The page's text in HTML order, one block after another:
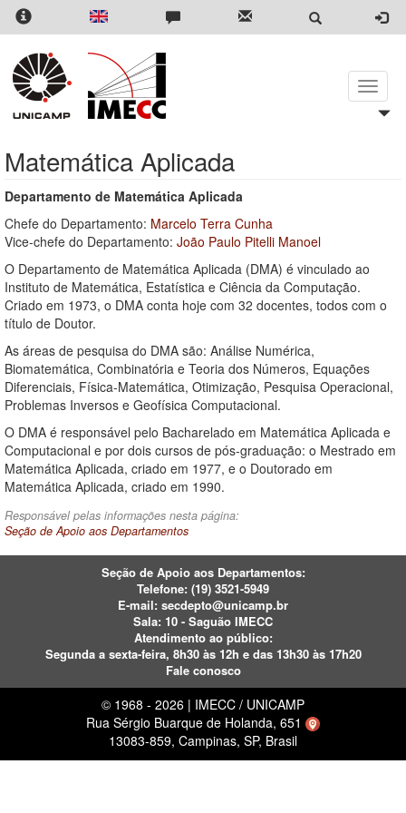
Pular
para
conteúdo
principal
Toggle
Matemática Aplicada
Departamento de Matemática Aplicada
Chefe do Departamento: Marcelo Terra Cunha
Vice-chefe do Departamento: João Paulo Pitelli Manoel
O Departamento de Matemática Aplicada (DMA) é vinculado ao
Instituto de Matemática, Estatística e Ciência da Computação.
Criado em 1973, o DMA conta hoje com 32 docentes, todos com o
título de Doutor.
As áreas de pesquisa do DMA são: Análise Numérica,
Biomatemática, Combinatória e Teoria dos Números, Equações
Diferenciais, Física-Matemática, Otimização, Pesquisa Operacional,
Problemas Inversos e Geofísica Computacional.
O DMA é responsável pelo Bacharelado em Matemática Aplicada e
Computacional e por dois cursos de pós-graduação: o Mestrado em
Matemática Aplicada, criado em 1977, e o Doutorado em
Matemática Aplicada, criado em 1990.
Responsável pelas informações nesta página:
Seção de Apoio aos Departamentos
Seção de Apoio aos Departamentos:
Telefone: (19) 3521-5949
E-mail: secdepto@unicamp.br
Sala: 10 - Saguão IMECC
Atendimento ao público:
Segunda a sexta-feira, 8h30 às 12h e das 13h30 às 17h20
Fale conosco
© 1968 - 2026 | IMECC / UNICAMP
Rua Sérgio Buarque de Holanda, 651
13083-859, Campinas, SP, Brasil